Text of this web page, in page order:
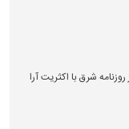
شرق با اکثریت آرا